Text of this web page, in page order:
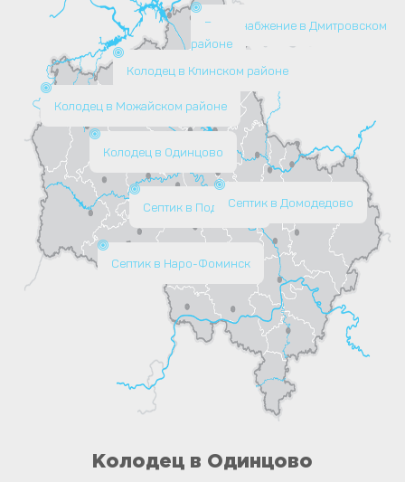
Колодец в Одинцово
Септик в Подольске
Септик в Наро-Фоминск
Колодец в Клинском районе
Колодец в Можайском районе
Водоснабжение в Дмитровском
районе
Септик в Домодедово
Колодец в Одинцово